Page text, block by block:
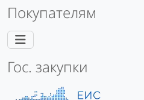
Покупателям
Гос. закупки